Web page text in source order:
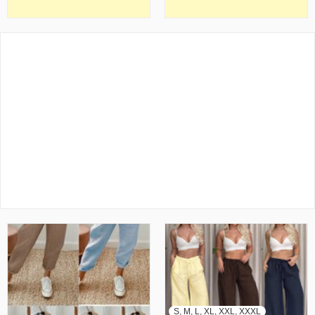
S, M, L, XL, XXL, XXXL